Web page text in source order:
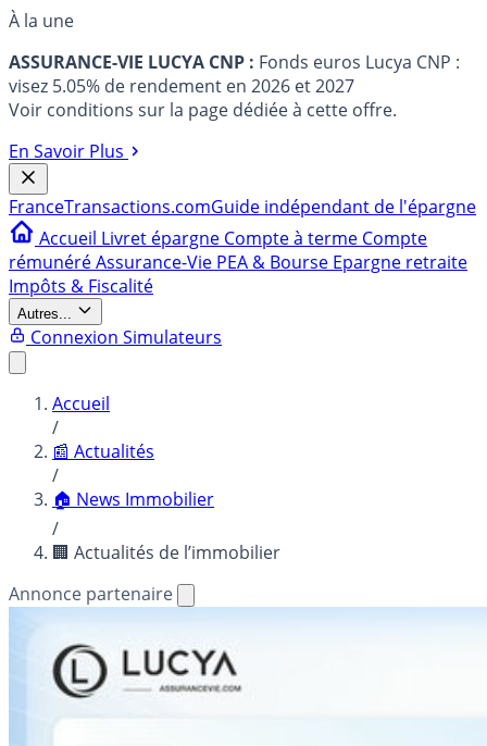
À la une
ASSURANCE-VIE LUCYA CNP : Fonds euros Lucya CNP :
visez 5.05% de rendement en 2026 et 2027
Voir conditions sur la page dédiée à cette offre.
En Savoir Plus
FranceTransactions.comGuide indépendant de l'épargne
Accueil Livret épargne Compte à terme Compte
rémunéréAssurance-Vie PEA & Bourse Epargne retraite
Impôts & Fiscalité
Autres...
Connexion Simulateurs
Accueil
/
📰 Actualités
/
🏠 News Immobilier
/
🏢 Actualités de l’immobilier
Annonce partenaire